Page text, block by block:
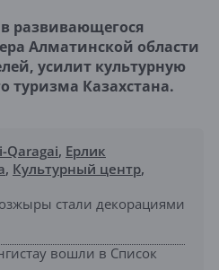
развивающегося
Алматинской области
усилит культурную
туризма Казахстана.
Qaragai, Ерлик
, Культурный центр,
стали декорациями
вошли в Список